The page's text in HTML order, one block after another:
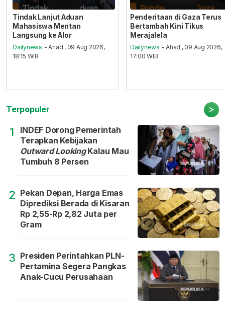
Tindak Lanjut Aduan
Mahasiswa Mentan
Langsung ke Alor
Dailynews - Ahad , 09 Aug 2026,
18:15 WIB
Penderitaan di Gaza Terus
Bertambah Kini Tikus
Merajalela
Dailynews - Ahad , 09 Aug 2026,
17:00 WIB
Terpopuler >
1
INDEF Dorong Pemerintah
Terapkan Kebijakan
Outward LookingKalau Mau
Tumbuh 8 Persen
2 Pekan Depan, Harga Emas
Diprediksi Berada di Kisaran
Rp 2,55-Rp 2,82 Juta per
Gram
3 Presiden Perintahkan PLN-
Pertamina Segera Pangkas
Anak-Cucu Perusahaan